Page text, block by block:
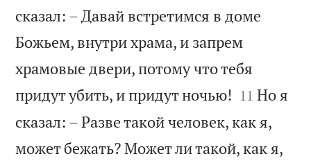
сказал: – Давай встретимся в доме
Божьем, внутри храма, и запрем
храмовые двери, потому что тебя
придут убить, и придут ночью! 

11 Но я
сказал: – Разве такой человек, как я,
может бежать? Может ли такой, как я,